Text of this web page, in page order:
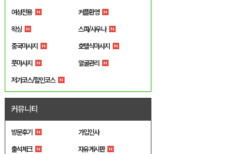
여성전용 커플환영
왁싱 스파/사우나
중국마사지 호텔식마사지
풋마사지 얼굴관리
저가코스/할인코스
커뮤니티
방문후기 가입인사
출석체크 자유게시판